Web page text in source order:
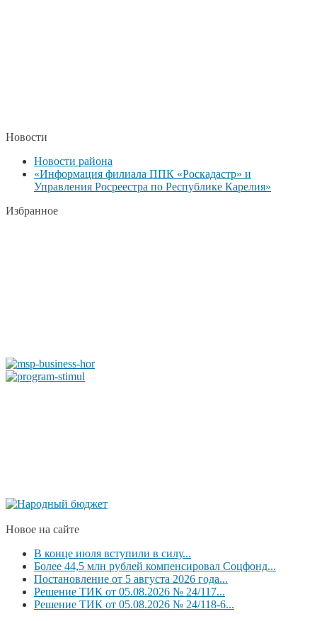
Новости
Новости района
«Информация филиала ППК «Роскадастр» и
Управления Росреестра по Республике Карелия»
Избранное
Новое на сайте
В конце июля вступили в силу...
Более 44,5 млн рублей компенсировал Соцфонд...
Постановление от 5 августа 2026 года...
Решение ТИК от 05.08.2026 № 24/117...
Решение ТИК от 05.08.2026 № 24/118-6...